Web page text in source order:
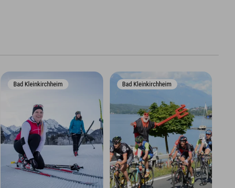
Bad Kleinkirchheim Bad Kleinkirchheim